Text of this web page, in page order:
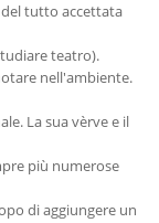
del tutto accettata
teatro).
nell'ambiente.
La sua vèrve e il
più numerose
di aggiungere un